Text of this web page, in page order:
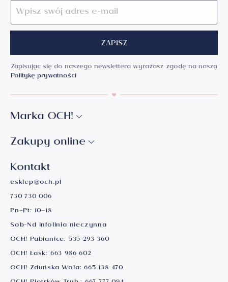
ZAPISZ
Zapisując się do naszego newslettera wyrażasz zgodę na naszą
Politykę prywatności
Marka OCH!
Zakupy online
Kontakt
esklep@och.pl
730 730 006
Pn–Pt: 10–18
Sob-Nd infolinia nieczynna
OCH! Pabianice: 535 293 360
OCH! Łask: 663 986 602
OCH! Zduńska Wola:665 138 470